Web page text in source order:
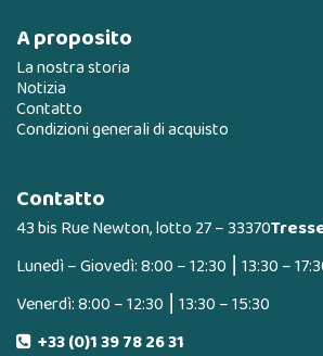
A proposito
La nostra storia
Notizia
Contatto
Condizioni generali di acquisto
Contatto
43 bis Rue Newton, lotto 27 – 33370
Lunedì – Giovedì: 8:00 – 12:30 ⎮ 13:30 –
Venerdì: 8:00 – 12:30 ⎮ 13:30 – 15:30
+33 (0)1 39 78 26 31